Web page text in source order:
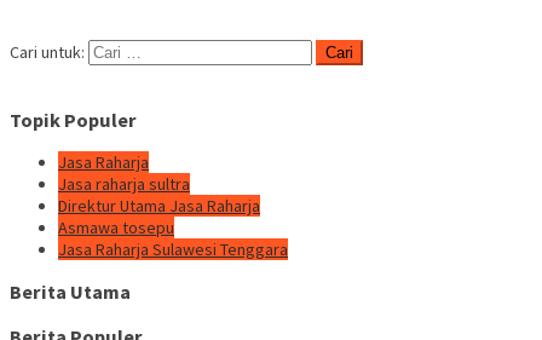
Cari untuk:
Topik Populer
Jasa Raharja
Jasa raharja sultra
Direktur Utama Jasa Raharja
Asmawa tosepu
Jasa Raharja Sulawesi Tenggara
Berita Utama